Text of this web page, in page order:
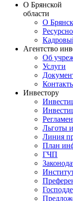
О Брянской
области
О
Агентство
Об
Услуги
Инвестору
Льготы
Линия
План
ГЧП